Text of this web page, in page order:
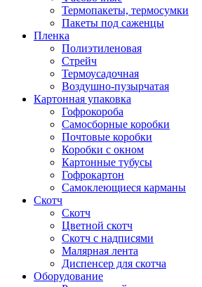
Термопакеты, термосумки
Пакеты под саженцы
Пленка
Полиэтиленовая
Стрейч
Термоусадочная
Воздушно-пузырчатая
Картонная упаковка
Гофрокороба
Самосборные коробки
Почтовые коробки
Коробки с окном
Картонные тубусы
Гофрокартон
Самоклеющиеся карманы
Скотч
Скотч
Цветной скотч
Скотч с надписями
Малярная лента
Диспенсер для скотча
Оборудование